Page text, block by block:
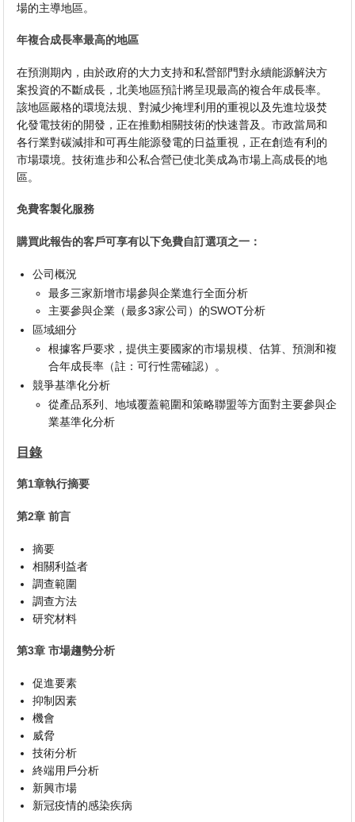
場的主導地區。
年複合成長率最高的地區
在預測期內，由於政府的大力支持和私營部門對永續能源解決方
案投資的不斷成長，北美地區預計將呈現最高的複合年成長率。
該地區嚴格的環境法規、對減少掩埋利用的重視以及先進垃圾焚
化發電技術的開發，正在推動相關技術的快速普及。市政當局和
各行業對碳減排和可再生能源發電的日益重視，正在創造有利的
市場環境。技術進步和公私合營已使北美成為市場上高成長的地
區。
免費客製化服務
購買此報告的客戶可享有以下免費自訂選項之一：
公司概況
最多三家新增市場參與企業進行全面分析
主要參與企業（最多3家公司）的SWOT分析
區域細分
根據客戶要求，提供主要國家的市場規模、估算、預測和複
合年成長率（註：可行性需確認）。
競爭基準化分析
從產品系列、地域覆蓋範圍和策略聯盟等方面對主要參與企
業基準化分析
目錄
第1章執行摘要
第2章 前言
摘要
相關利益者
調查範圍
調查方法
研究材料
第3章 市場趨勢分析
促進要素
抑制因素
機會
威脅
技術分析
終端用戶分析
新興市場
新冠疫情的感染疾病